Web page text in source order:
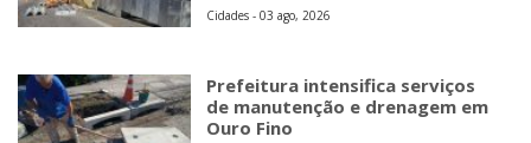
Cidades - 03 ago, 2026
Prefeitura intensifica serviços
de manutenção e drenagem em
Ouro Fino